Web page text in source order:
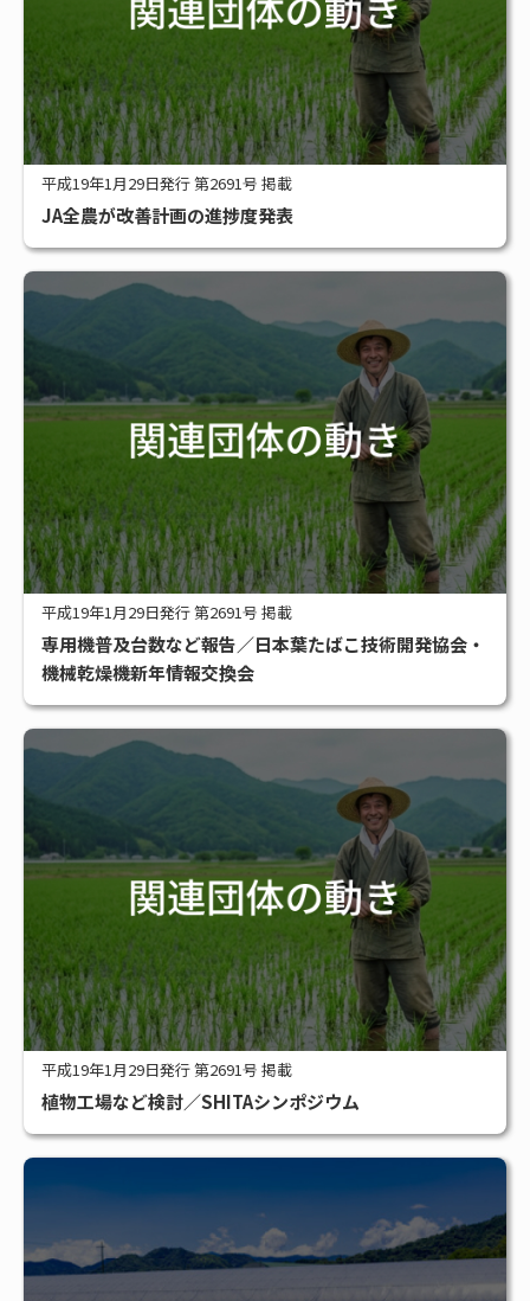
平成19年1月29日発行 第2691号 掲載
JA全農が改善計画の進捗度発表
平成19年1月29日発行 第2691号 掲載
専用機普及台数など報告／日本葉たばこ技術開発協会・
機械乾燥機新年情報交換会
平成19年1月29日発行 第2691号 掲載
植物工場など検討／SHITAシンポジウム